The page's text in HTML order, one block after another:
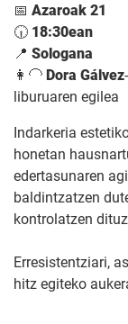
📅 Azaroak 21
🕡 18:30ean
📍 Sologana
👩‍🦲 Dora Gálvez
liburuaren egilea
Indarkeria
honetan
edertasunaren
baldintzatzen
kontrolatzen
Erresistentziari,
hitz egiteko